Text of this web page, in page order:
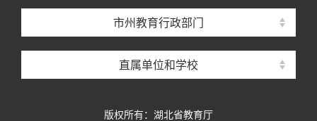
市州教育行政部门
直属单位和学校
版权所有：湖北省教育厅